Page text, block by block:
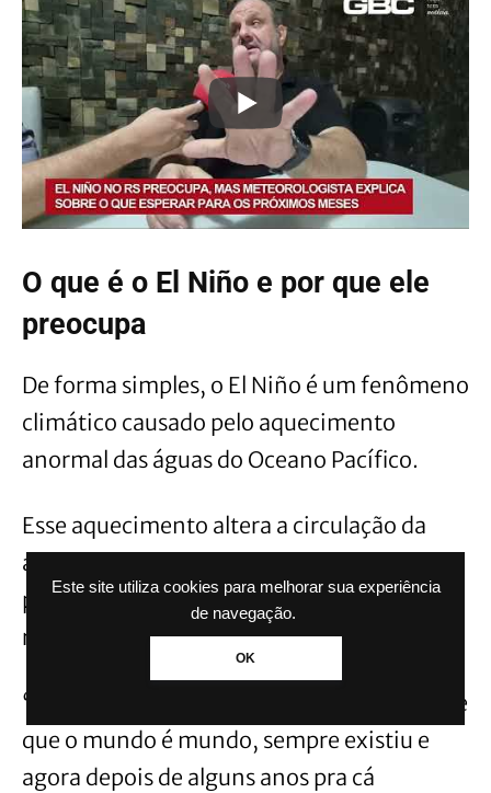
Este site utiliza cookies para melhorar sua experiência
de navegação.
OK
O que é o El Niño e por que ele
preocupa
De forma simples, o El Niño é um fenômeno
climático causado pelo aquecimento
anormal das águas do Oceano Pacífico.
Esse aquecimento altera a circulação da
atmosfera e muda o caminho da umidade,
podendo aumentar as chuvas em algumas
regiões, como o Sul do Brasil.
“O El Niño é um fenômeno que existe desde
que o mundo é mundo, sempre existiu e
agora depois de alguns anos pra cá